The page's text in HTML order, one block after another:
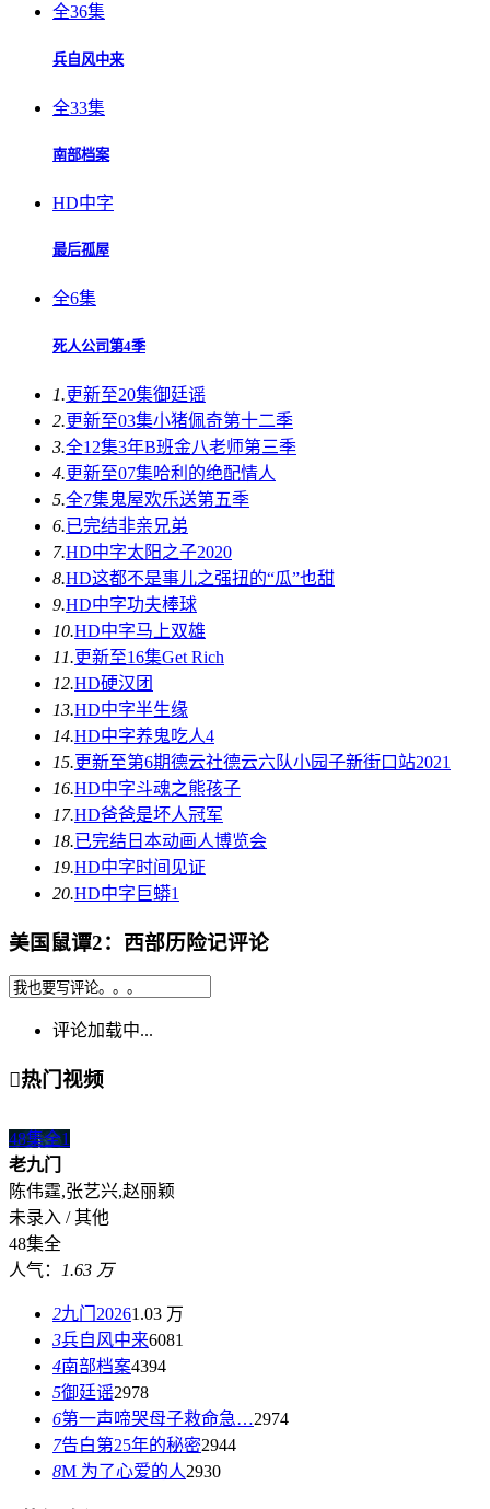
全36集
兵自风中来
全33集
南部档案
HD中字
最后孤屋
全6集
死人公司第4季
1.更新至20集御廷谣
2.更新至03集小猪佩奇第十二季
3.全12集3年B班金八老师第三季
4.更新至07集哈利的绝配情人
5.全7集鬼屋欢乐送第五季
6.已完结非亲兄弟
7.HD中字太阳之子2020
8.HD这都不是事儿之强扭的“瓜”也甜
9.HD中字功夫棒球
10.HD中字马上双雄
11.更新至16集Get Rich
12.HD硬汉团
13.HD中字半生缘
14.HD中字养鬼吃人4
15.更新至第6期德云社德云六队小园子新街口站2021
16.HD中字斗魂之熊孩子
17.HD爸爸是坏人冠军
18.已完结 日本动画人博览会
19.HD中字时间见证
20.HD中字 巨蟒1
美国鼠谭2：西部历险记评论
评论加载中...
热门视频
48集全1
老九门
陈伟霆,张艺兴,赵丽颖
未录入 / 其他
48集全
人气：
1.63 万
2九门20261.03 万
3兵自风中来6081
4南部档案4394
5御廷谣2978
6第一声啼哭母子救命急…2974
7告白第25年的秘密2944
8M 为了心爱的人2930